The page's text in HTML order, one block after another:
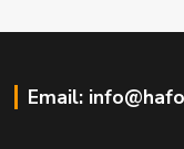
Email: